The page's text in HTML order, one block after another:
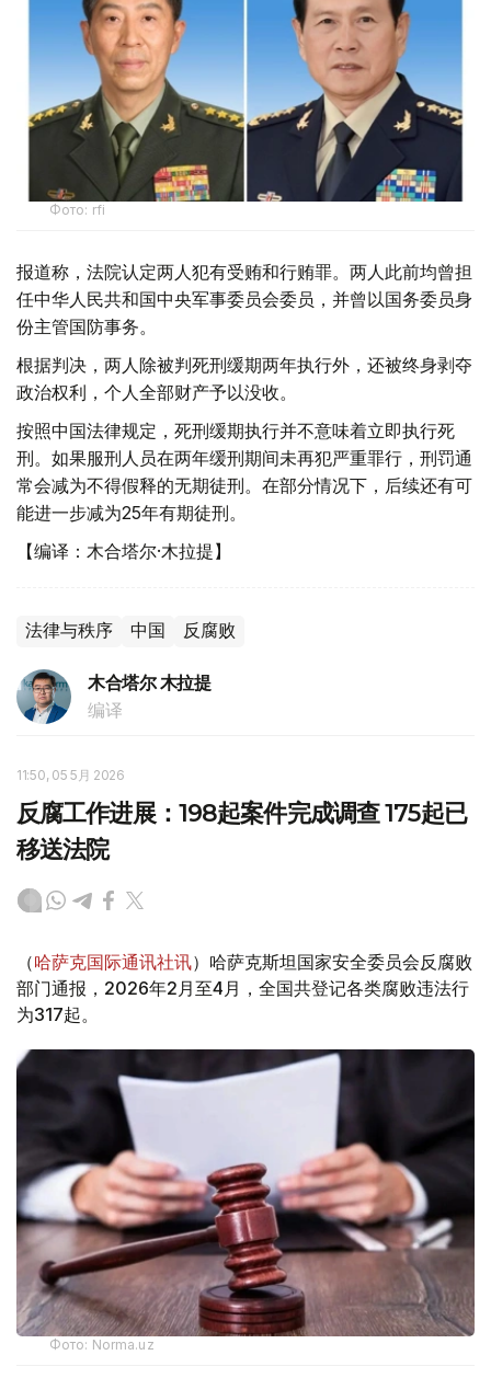
Фото: rfi
报道称，法院认定两人犯有受贿和行贿罪。两人此前均曾担
任中华人民共和国中央军事委员会委员，并曾以国务委员身
份主管国防事务。
根据判决，两人除被判死刑缓期两年执行外，还被终身剥夺
政治权利，个人全部财产予以没收。
按照中国法律规定，死刑缓期执行并不意味着立即执行死
刑。如果服刑人员在两年缓刑期间未再犯严重罪行，刑罚通
常会减为不得假释的无期徒刑。在部分情况下，后续还有可
能进一步减为25年有期徒刑。
【编译：木合塔尔·木拉提】
法律与秩序 中国 反腐败
木合塔尔 木拉提
编译
11:50, 05 5月 2026
反腐工作进展：198起案件完成调查 175起已
移送法院
（哈萨克国际通讯社讯）哈萨克斯坦国家安全委员会反腐败
部门通报，2026年2月至4月，全国共登记各类腐败违法行
为317起。
Фото: Norma.uz